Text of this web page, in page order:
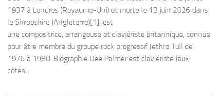
1937 à Londres (Royaume-Uni) et morte le 13 juin 2026 dans
le Shropshire (Angleterre)[1], est
une compositrice, arrangeuse et claviériste britannique, connue
pour être membre du groupe rock progressif Jethro Tull de
1976 à 1980. Biographie Dee Palmer est claviériste (aux
côtés...